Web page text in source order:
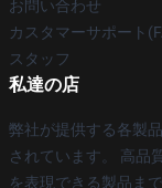
お問い合わせ
カスタマーサポート
スタッフ
私達の店
弊社が提供する各製
されています。 高品
を表現できる製品ま